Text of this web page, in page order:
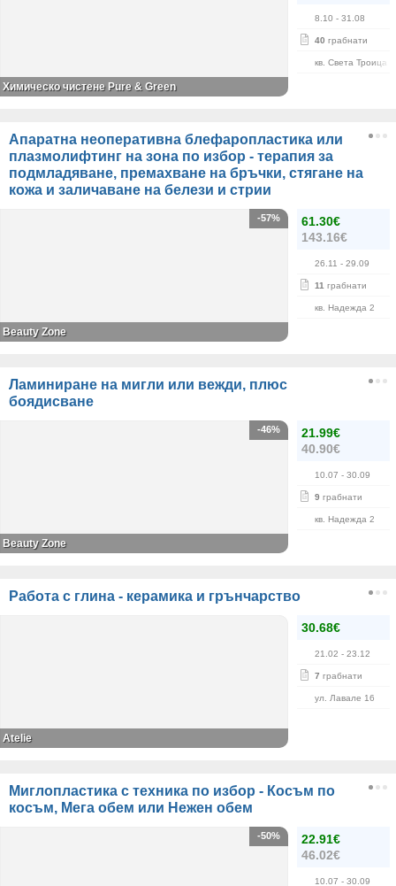
8.10 - 31.08
40 грабнати
кв. Света Троица
Химическо чистене Pure & Green
Апаратна неоперативна блефаропластика или
плазмолифтинг на зона по избор - терапия за
подмладяване, премахване на бръчки, стягане на
кожа и заличаване на белези и стрии
61.30€
143.16€
26.11 - 29.09
11 грабнати
кв. Надежда 2
-57%
Beauty Zone
Ламиниране на мигли или вежди, плюс
боядисване
21.99€
40.90€
10.07 - 30.09
9 грабнати
кв. Надежда 2
-46%
Beauty Zone
Работа с глина - керамика и грънчарство
30.68€
21.02 - 23.12
7 грабнати
ул. Лавале 16
Atelie
Миглопластика с техника по избор - Косъм по
косъм, Мега обем или Нежен обем
22.91€
46.02€
10.07 - 30.09
-50%